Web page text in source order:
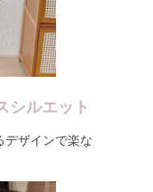
シルエット
デザインで楽な